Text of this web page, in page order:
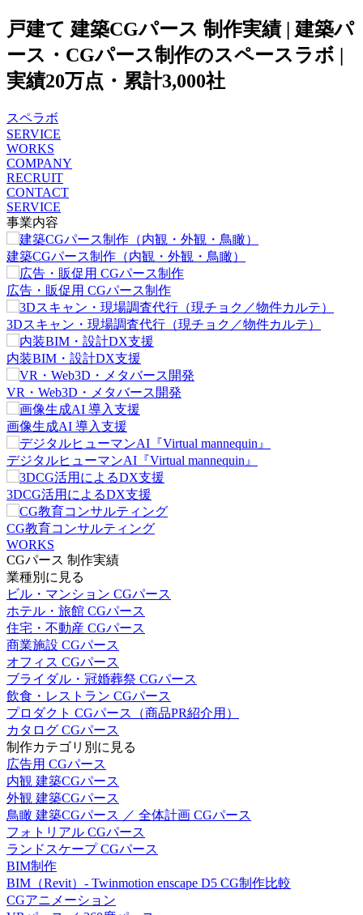
戸建て 建築CGパース 制作実績 | 建築パ
ース・CGパース制作のスペースラボ |
実績20万点・累計3,000社
スペラボ
SERVICE
WORKS
COMPANY
RECRUIT
CONTACT
SERVICE
事業内容
建築CGパース制作（内観・外観・鳥瞰）
広告・販促用 CGパース制作
3Dスキャン・現場調査代行（現チョク／物件カルテ）
内装BIM・設計DX支援
VR・Web3D・メタバース開発
画像生成AI 導入支援
デジタルヒューマンAI『Virtual mannequin』
3DCG活用によるDX支援
CG教育コンサルティング
WORKS
CGパース 制作実績
業種別に見る
ビル・マンション CGパース
ホテル・旅館 CGパース
住宅・不動産 CGパース
商業施設 CGパース
オフィス CGパース
ブライダル・冠婚葬祭 CGパース
飲食・レストラン CGパース
プロダクト CGパース（商品PR紹介用）
カタログ CGパース
制作カテゴリ別に見る
広告用 CGパース
内観 建築CGパース
外観 建築CGパース
鳥瞰 建築CGパース ／ 全体計画 CGパース
フォトリアル CGパース
ランドスケープ CGパース
BIM制作
BIM（Revit）- Twinmotion enscape D5 CG制作比較
CGアニメーション